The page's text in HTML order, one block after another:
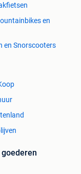
en
en Snorscooters